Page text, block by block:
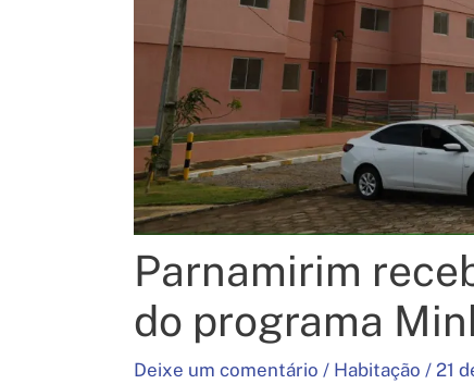
Parnamirim
do programa
Deixe um comentário / Habitação / 21